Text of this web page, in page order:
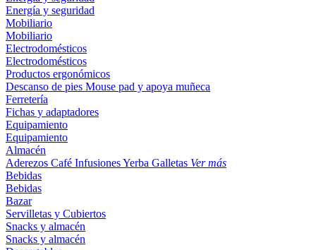
Energía y seguridad
Mobiliario
Mobiliario
Electrodomésticos
Electrodomésticos
Productos ergonómicos
Descanso de pies Mouse pad y apoya muñeca
Ferretería
Fichas y adaptadores
Equipamiento
Equipamiento
Almacén
Aderezos Café InfusionesYerba Galletas Ver más
Bebidas
Bebidas
Bazar
Servilletas y Cubiertos
Snacks y almacén
Snacks y almacén